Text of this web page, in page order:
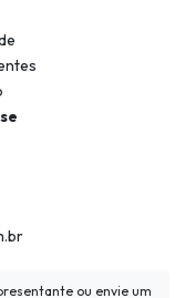
ou envie um